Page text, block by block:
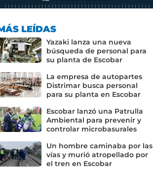
LEÍDAS
Yazaki lanza una nueva
búsqueda de personal para
su planta de Escobar
La empresa de autopartes
Distrimar busca personal
para su planta en Escobar
Escobar lanzó una Patrulla
Ambiental para prevenir y
controlar microbasurales
Un hombre caminaba por las
vías y murió atropellado por
el tren en Escobar